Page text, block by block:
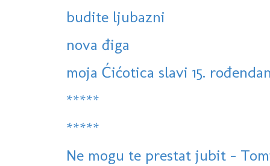
budite ljubazni
nova điga
moja Ćićotica slavi 15.
*****
*****
Ne mogu te prestat jubit -